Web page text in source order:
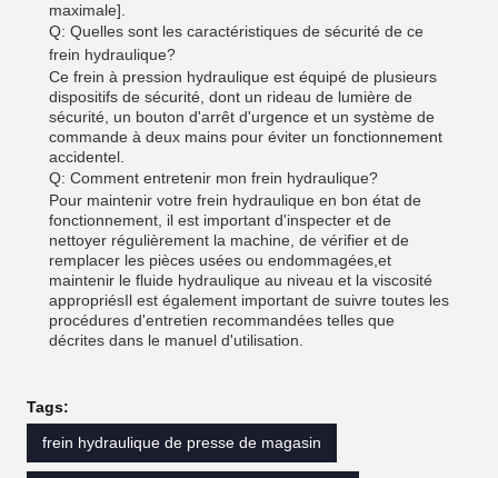
maximale].
Q: Quelles sont les caractéristiques de sécurité de ce
frein hydraulique?
Ce frein à pression hydraulique est équipé de plusieurs
dispositifs de sécurité, dont un rideau de lumière de
sécurité, un bouton d'arrêt d'urgence et un système de
commande à deux mains pour éviter un fonctionnement
accidentel.
Q: Comment entretenir mon frein hydraulique?
Pour maintenir votre frein hydraulique en bon état de
fonctionnement, il est important d'inspecter et de
nettoyer régulièrement la machine, de vérifier et de
remplacer les pièces usées ou endommagées,et
maintenir le fluide hydraulique au niveau et la viscosité
appropriésIl est également important de suivre toutes les
procédures d'entretien recommandées telles que
décrites dans le manuel d'utilisation.
Tags:
frein hydraulique de presse de magasin